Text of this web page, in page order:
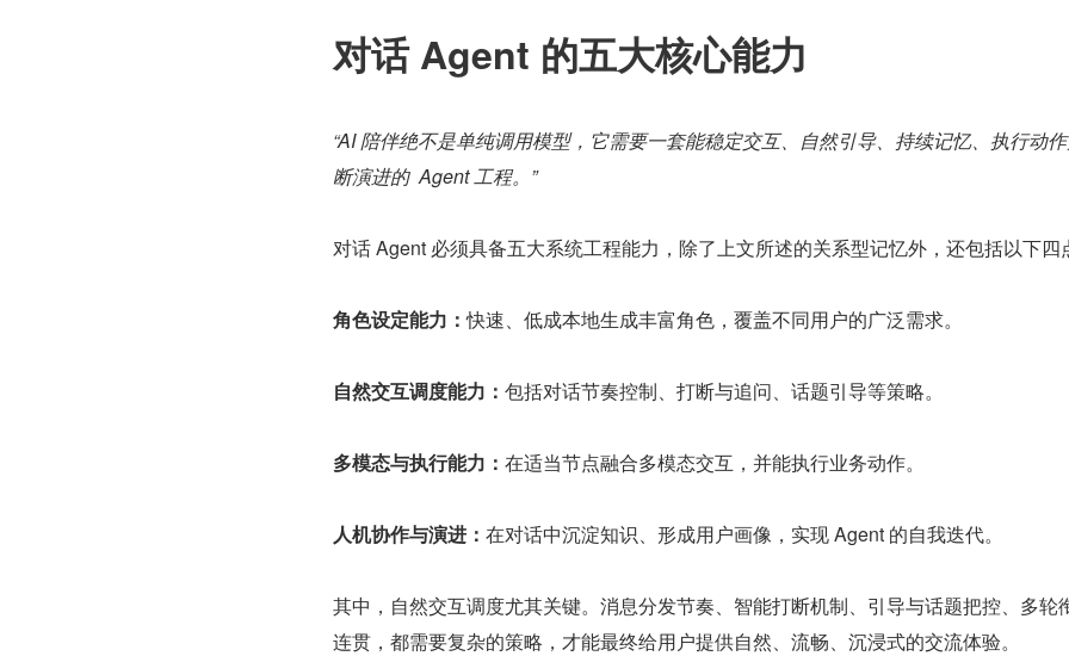
对话 Agent 的五大核心能力
“AI 陪伴绝不是单纯调用模型，它需要一套能稳定交互、自然引导、持续记忆、执行动
断演进的  Agent 工程。”
对话 Agent 必须具备五大系统工程能力，除了上文所述的关系型记忆外，还包括以下四
角色设定能力：快速、低成本地生成丰富角色，覆盖不同用户的广泛需求。
自然交互调度能力： 包括对话节奏控制、打断与追问、话题引导等策略。
多模态与执行能力： 在适当节点融合多模态交互，并能执行业务动作。
人机协作与演进： 在对话中沉淀知识、形成用户画像，实现 Agent 的自我迭代。
其中，自然交互调度尤其关键。消息分发节奏、智能打断机制、引导与话题把控、多轮
连贯，都需要复杂的策略，才能最终给用户提供自然、流畅、沉浸式的交流体验。